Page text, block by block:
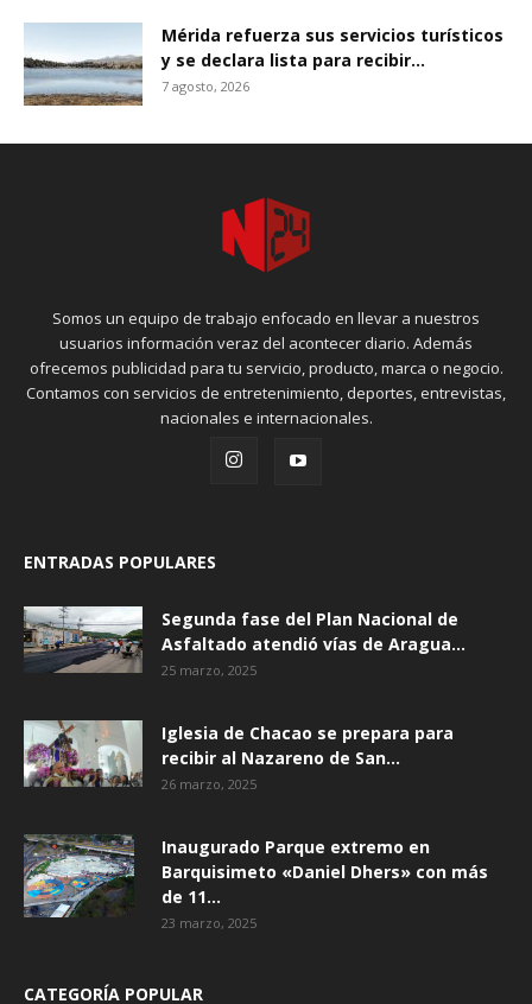
Mérida refuerza sus servicios turísticos
y se declara lista para recibir...
7 agosto, 2026
Somos un equipo de trabajo enfocado en llevar a nuestros
usuarios información veraz del acontecer diario. Además
ofrecemos publicidad para tu servicio, producto, marca o negocio.
Contamos con servicios de entretenimiento, deportes, entrevistas,
nacionales e internacionales.
ENTRADAS POPULARES
Segunda fase del Plan Nacional de
Asfaltado atendió vías de Aragua...
25 marzo, 2025
Iglesia de Chacao se prepara para
recibir al Nazareno de San...
26 marzo, 2025
Inaugurado Parque extremo en
Barquisimeto «Daniel Dhers» con más
de 11...
23 marzo, 2025
CATEGORÍA POPULAR